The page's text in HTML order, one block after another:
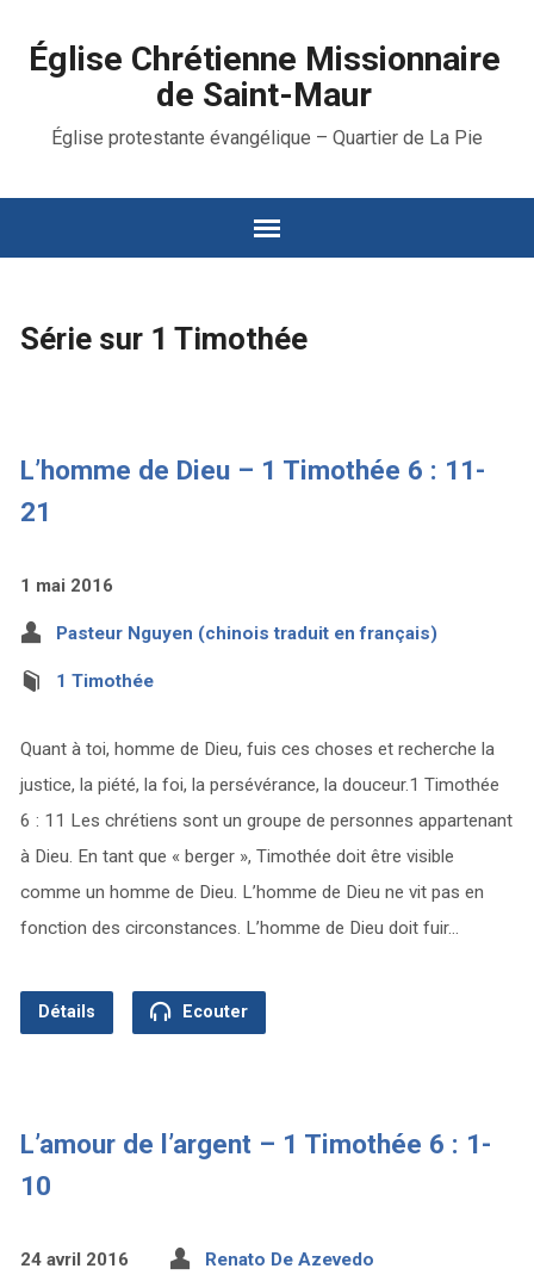
Église Chrétienne Missionnaire
de Saint-Maur
Église protestante évangélique – Quartier de La Pie
Série sur 1 Timothée
L’homme de Dieu – 1 Timothée 6 : 11-
21
1 mai 2016
Pasteur Nguyen (chinois traduit en français)
1 Timothée
Quant à toi, homme de Dieu, fuis ces choses et recherche la
justice, la piété, la foi, la persévérance, la douceur.1 Timothée
6 : 11 Les chrétiens sont un groupe de personnes appartenant
à Dieu. En tant que « berger », Timothée doit être visible
comme un homme de Dieu. L’homme de Dieu ne vit pas en
fonction des circonstances. L’homme de Dieu doit fuir…
Détails Ecouter
L’amour de l’argent – 1 Timothée 6 : 1-
10
24 avril 2016 Renato De Azevedo